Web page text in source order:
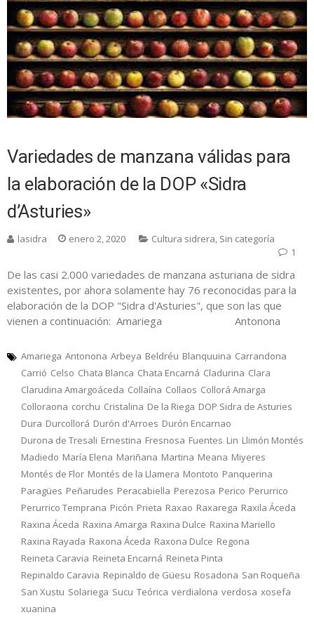
Variedades de manzana válidas para
la elaboración de la DOP «Sidra
d’Asturies»
lasidra enero 2, 2020 Cultura sidrera, Sin categoría
1
De las casi 2.000 variedades de manzana asturiana de sidra
existentes, por ahora solamente hay 76 reconocidas para la
elaboración de la DOP "Sidra d'Asturies", que son las que
vienen a continuación: Amariega Antonona
Amariega Antonona Arbeya Beldréu Blanquuina Carrandona
Carrió Celso Chata Blanca Chata Encarná Cladurina Clara
Clarudina Amargoáceda Collaína Collaos Collorá Amarga
Colloraona corchu Cristalina De la Riega DOP Sidra de Asturies
Dura Durcollorá Durón d'Arroes Durón Encarnao
Durona de Tresali Ernestina Fresnosa Fuentes Lin Llimón Montés
Madiedo María Elena Mariñana Martina Meana Miyeres
Montés de Flor Montés de la Llamera Montoto Panquerina
Paragües Peñarudes Peracabiella Perezosa Perico Perurrico
Perurrico Temprana Picón Prieta Raxao Raxarega Raxila Áceda
Raxina Áceda Raxina Amarga Raxina Dulce Raxina Mariello
Raxina Rayada Raxona Áceda Raxona Dulce Regona
Reineta Caravia Reineta Encarná Reineta Pinta
Repinaldo Caravia Repinaldo de Güesu Rosadona San Roqueña
San Xustu Solariega Sucu Teórica verdialona verdosa xosefa
xuanina